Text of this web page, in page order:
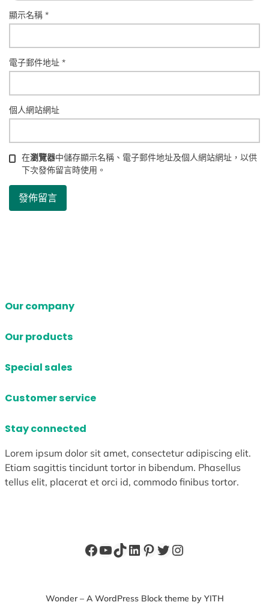
顯示名稱*
電子郵件地址*
個人網站網址
在瀏覽器中儲存顯示名稱、電子郵件地址及個人網站網址，以供
下次發佈留言時使用。
Our company
Our products
Special sales
Customer service
Stay connected
Lorem ipsum dolor sit amet, consectetur adipiscing elit.
Etiam sagittis tincidunt tortor in bibendum. Phasellus
tellus elit, placerat et orci id, commodo finibus tortor.
Facebook
YouTube
TikTok
LinkedIn
Pinterest
X Instagram
Wonder – A WordPress Block theme by YITH